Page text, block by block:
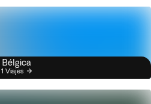
Bélgica
1 Viajes